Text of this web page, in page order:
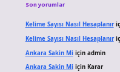
Son yorumlar
Kelime Sayısı Nasıl Hesaplanır
Kelime Sayısı Nasıl Hesaplanır
Ankara Sakin Miiçin admin
Ankara Sakin Miiçin Karar